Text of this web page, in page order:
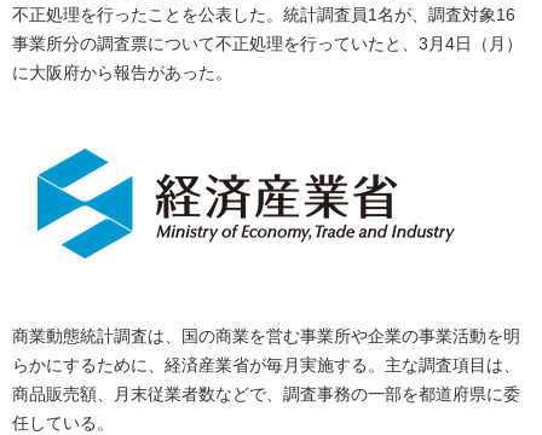
不正処理を行ったことを公表した。統計調査員1名が、調査対象16
事業所分の調査票について不正処理を行っていたと、3月4日（月）
に大阪府から報告があった。
商業動態統計調査は、国の商業を営む事業所や企業の事業活動を明
らかにするために、経済産業省が毎月実施する。主な調査項目は、
商品販売額、月末従業者数などで、調査事務の一部を都道府県に委
任している。